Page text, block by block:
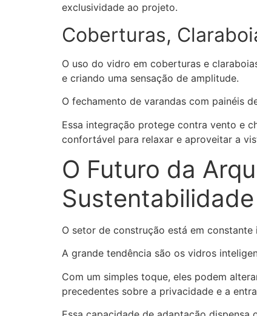
exclusividade ao projeto.
Coberturas,
O uso do vidro em coberturas e
e criando uma sensação de amplitude.
O fechamento de varandas com painéis
Essa integração protege contra vento e
confortável para relaxar e aproveitar a
O Futuro da
Sustentabilidade
O setor de construção está em
A grande tendência são os vidros
Com um simples toque, eles podem
precedentes sobre a privacidade e a